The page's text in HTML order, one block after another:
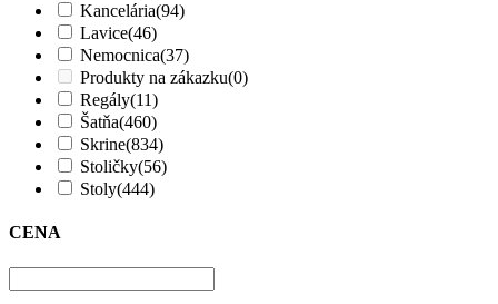
Kancelária(94)
Lavice(46)
Nemocnica(37)
Produkty na zákazku(0)
Regály(11)
Šatňa(460)
Skrine(834)
Stoličky(56)
Stoly(444)
CENA